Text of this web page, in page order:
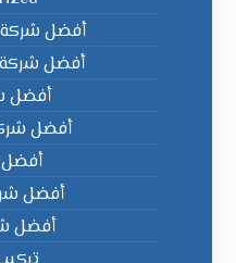
أفضل
أفضل شركة
أفضل
أفضل
أفضل
أفضل